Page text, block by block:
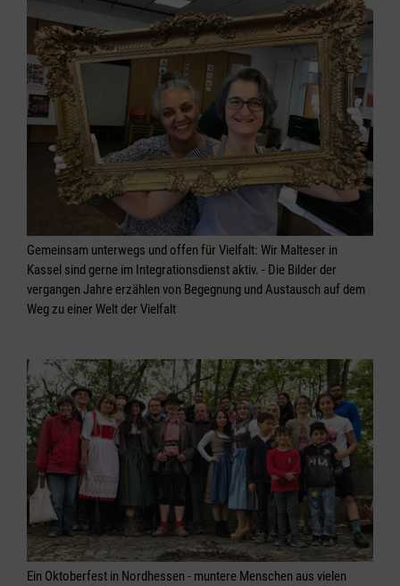
Gemeinsam unterwegs und offen für Vielfalt: Wir Malteser in
Kassel sind gerne im Integrationsdienst aktiv. - Die Bilder der
vergangen Jahre erzählen von Begegnung und Austausch auf dem
Weg zu einer Welt der Vielfalt
Ein Oktoberfest in Nordhessen - muntere Menschen aus vielen